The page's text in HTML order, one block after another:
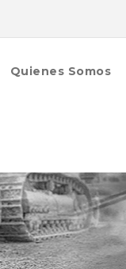
Quienes Somos